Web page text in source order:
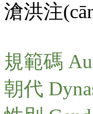
滄洪注(
規範碼
朝代